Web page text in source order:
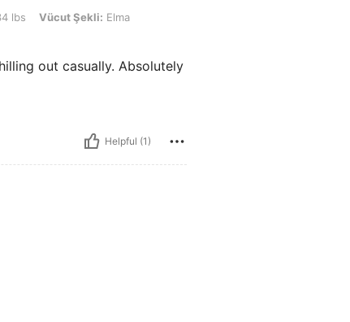
Elma, Renk: Koyu gri, Boyut: 4XL
lbs Vücut Şekli: Elma
out casually. Absolutely
Helpful (1)